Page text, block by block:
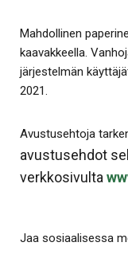
Mahdollinen
kaavakkeella.
järjestelmän
2021.
Avustusehtoja
avustusehdot
verkkosivulta
Jaa sosiaalisessa